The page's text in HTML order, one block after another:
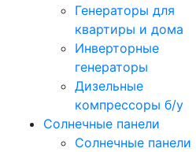
Генераторы для
квартиры и дома
Инверторные
генераторы
Дизельные
компрессоры б/у
Солнечные панели
Солнечные панели